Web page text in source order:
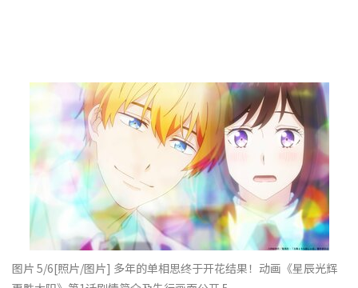
图片 5/6[照片/图片] 多年的单相思终于开花结果！动画《星辰光辉